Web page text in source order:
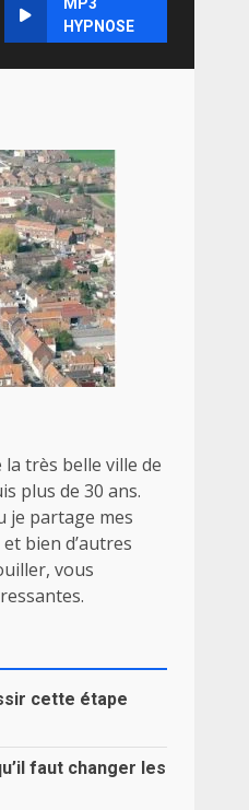
HYPNOSE
la très belle ville de
plus de 30 ans.
je partage mes
bien d’autres
vous
cette étape
faut changer les